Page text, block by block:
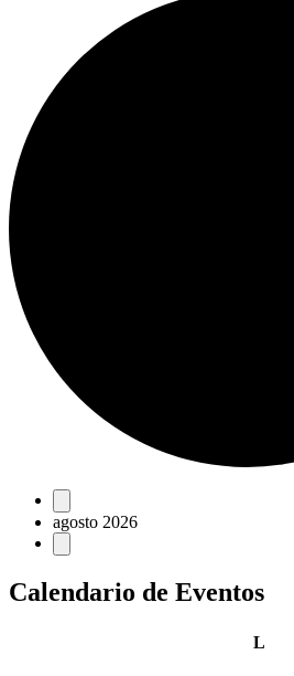
Eventos
agosto 2026
Calendario de Eventos
Llunes